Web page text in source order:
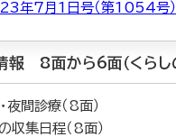
年7月1日号（第1054号
報 8面から6面（くら
夜間診療（8面）
収集日程（8面）